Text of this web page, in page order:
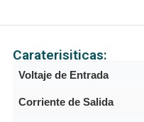
Caraterisiticas:
Voltaje de Entrada
Corriente de Salida